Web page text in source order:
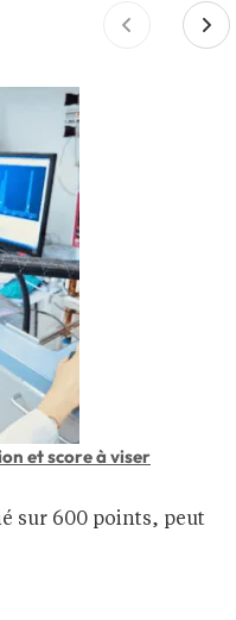
et score à viser
sur 600 points, peut